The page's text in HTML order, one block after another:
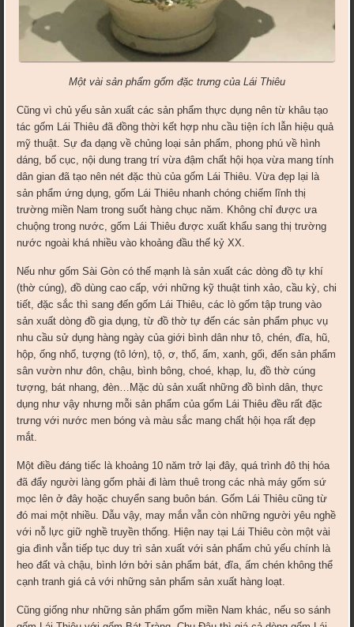
Một vài sản phẩm gốm đặc trưng của Lái Thiêu
Cũng vì chủ yếu sản xuất các sản phẩm thực dụng nên từ khâu tạo
tác gốm Lái Thiêu đã đồng thời kết hợp nhu cầu tiện ích lẫn hiệu quả
mỹ thuật. Sự đa dạng về chủng loại sản phẩm, phong phú về hình
dáng, bố cục, nội dung trang trí vừa đậm chất hội họa vừa mang tính
dân gian đã tạo nên nét đặc thù của gốm Lái Thiêu. Vừa đẹp lại là
sản phẩm ứng dụng, gốm Lái Thiêu nhanh chóng chiếm lĩnh thị
trường miền Nam trong suốt hàng chục năm. Không chỉ được ưa
chuộng trong nước, gốm Lái Thiêu được xuất khẩu sang thị trường
nước ngoài khá nhiều vào khoảng đầu thế kỷ XX.
Nếu như gốm Sài Gòn có thế mạnh là sản xuất các dòng đồ tự khí
(thờ cúng), đồ dùng cao cấp, với những kỹ thuật tinh xảo, cầu kỳ, chi
tiết, đặc sắc thì sang đến gốm Lái Thiêu, các lò gốm tập trung vào
sản xuất dòng đồ gia dụng, từ đồ thờ tự đến các sản phẩm phục vụ
nhu cầu sử dụng hàng ngày của giới bình dân như tô, chén, đĩa, hũ,
hộp, ống nhổ, tượng (tô lớn), tộ, ơ, thố, ấm, xanh, gối, đến sản phẩm
sân vườn như đôn, chậu, bình bông, choé, khạp, lu, đồ thờ cúng
tượng, bát nhang, đèn…Mặc dù sản xuất những đồ bình dân, thực
dụng như vậy nhưng mỗi sản phẩm của gốm Lái Thiêu đều rất đặc
trưng với nước men bóng và màu sắc mang chất hội họa rất đẹp
mắt.
Một điều đáng tiếc là khoảng 10 năm trở lại đây, quá trình đô thị hóa
đã đẩy người làng gốm phải đi làm thuê trong các nhà máy gốm sứ
mọc lên ở đây hoặc chuyển sang buôn bán. Gốm Lái Thiêu cũng từ
đó mai một nhiều. Dẫu vậy, may mắn vẫn còn những người yêu nghề
với nỗ lực giữ nghề truyền thống. Hiện nay tại Lái Thiêu còn một vài
gia đình vẫn tiếp tục duy trì sản xuất với sản phẩm chủ yếu chính là
heo đất và chậu, bình lớn bởi sản phẩm bát, đĩa, ấm chén không thể
cạnh tranh giá cả với những sản phẩm sản xuất hàng loạt.
Cũng giống như những sản phẩm gốm miền Nam khác, nếu so sánh